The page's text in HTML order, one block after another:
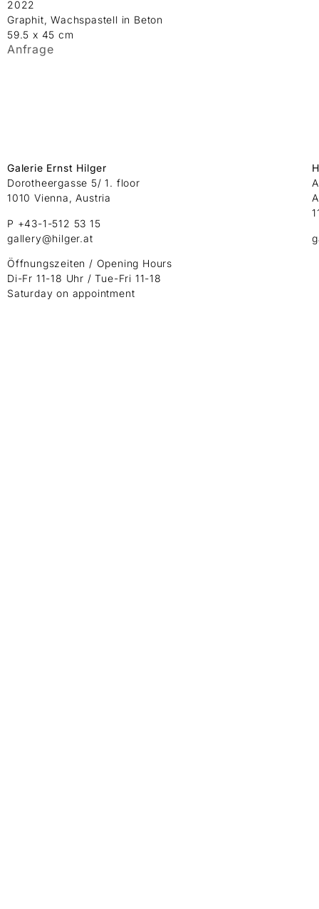
2022
Graphit, Wachspastell in Beton
59.5 x 45 cm
Anfrage
Galerie Ernst Hilger
Dorotheergasse 5/ 1. floor
1010 Vienna, Austria
P +43-1-512 53 15
gallery@hilger.at
Öffnungszeiten / Opening Hours
Di-Fr 11-18 Uhr / Tue-Fri 11-18
Saturday on appointment